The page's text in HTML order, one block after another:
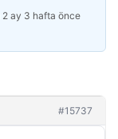
2 ay 3 hafta önce
#15737